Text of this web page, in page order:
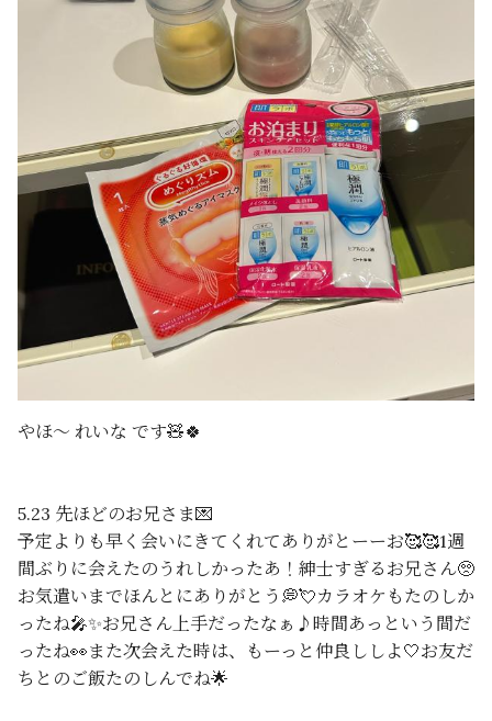
やほ〜 れいな です🧸🍀
5.23 先ほどのお兄さま💌
予定よりも早く会いにきてくれてありがとーーお🥰🥰1週
間ぶりに会えたのうれしかったあ！紳士すぎるお兄さん🥺
お気遣いまでほんとにありがとう💭💘カラオケもたのしか
ったね🎤✨お兄さん上手だったなぁ♪時間あっという間だ
ったね👀また次会えた時は、もーっと仲良ししよ🤍お友だ
ちとのご飯たのしんでね🌟